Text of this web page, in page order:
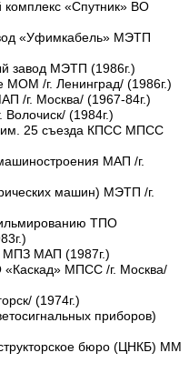
«Спутник» ВО
«Уфимкабель» МЭТП
завод МЭТП (1986г.)
/г. Ленинград/ (1986г.)
/г. Москва/ (1967-84г.)
(1984г.)
им. 25 съезда КПСС МПСС
МАП /г.
машин) МЭТП /г.
ТПО
МАП (1987г.)
МПСС /г. Москва/
(1974г.)
приборов)
бюро (ЦНКБ) ММ